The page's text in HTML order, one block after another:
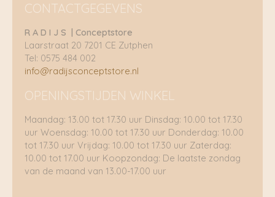
CONTACTGEGEVENS
R A D I J S | Conceptstore
Laarstraat 20 7201 CE Zutphen
Tel: 0575 484 002
info@radijsconceptstore.nl
OPENINGSTIJDEN WINKEL
Maandag: 13.00 tot 17.30 uur Dinsdag: 10.00 tot 17.30
uur Woensdag: 10.00 tot 17.30 uur Donderdag: 10.00
tot 17.30 uur Vrijdag: 10.00 tot 17.30 uur Zaterdag:
10.00 tot 17.00 uur Koopzondag: De laatste zondag
van de maand van 13.00-17.00 uur